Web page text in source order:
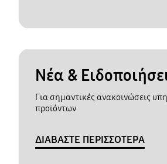
Νέα &
Για σημαντικές ανακοινώσεις
προϊόντων
ΔΙΑΒΑΣΤΕ ΠΕΡΙΣΣΟΤΕΡΑ